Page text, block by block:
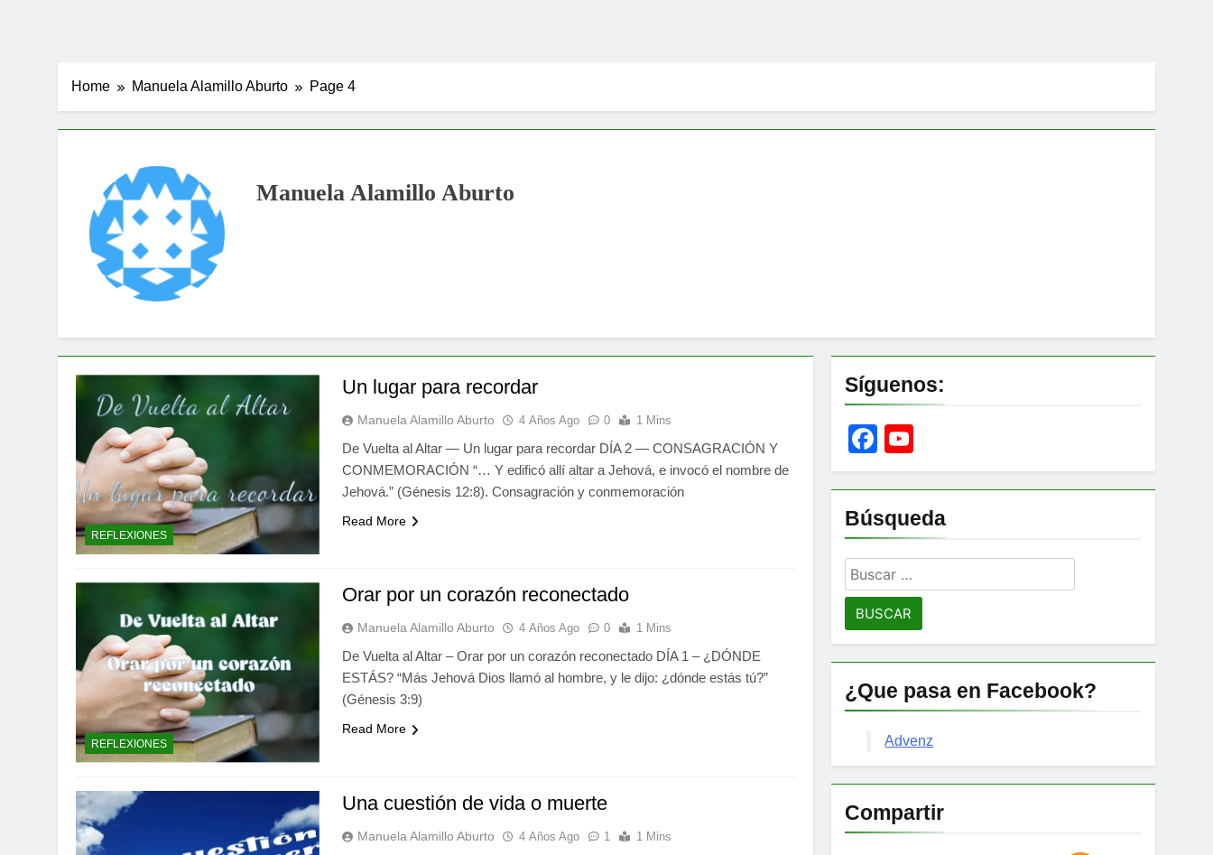
Home Manuela Alamillo Aburto Page 4
Manuela Alamillo Aburto
REFLEXIONES
Un lugar para recordar
Manuela Alamillo Aburto 4 Años Ago 0 1 Mins
De Vuelta al Altar — Un lugar para recordar DÍA 2 — CONSAGRACIÓN Y
CONMEMORACIÓN “… Y edificó allí altar a Jehová, e invocó el nombre de
Jehová.” (Génesis 12:8). Consagración y conmemoración
Read More
REFLEXIONES
Orar por un corazón reconectado
Manuela Alamillo Aburto 4 Años Ago 0 1 Mins
De Vuelta al Altar – Orar por un corazón reconectado DÍA 1 – ¿DÓNDE
ESTÁS? “Más Jehová Dios llamó al hombre, y le dijo: ¿dónde estás tú?”
(Génesis 3:9)
Read More
Una cuestión de vida o muerte
Manuela Alamillo Aburto 4 Años Ago 1 1 Mins
Síguenos:
Facebook
Channel
Búsqueda
Buscar:
¿Que pasa en Facebook?
Advenz
Compartir